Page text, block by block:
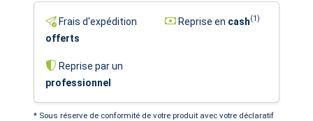
Frais d'expédition
offerts
Reprise en cash(1)
Reprise par un
professionnel
* Sous réserve de conformité de votre produit avec votre déclaratif